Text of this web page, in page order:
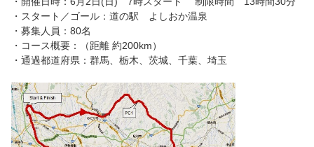
・スタート／ゴール：道の駅 よしおか温泉
・募集人員：80名
・コース概要：（距離 約200km）
・通過都道府県：群馬、栃木、茨城、千葉、埼玉